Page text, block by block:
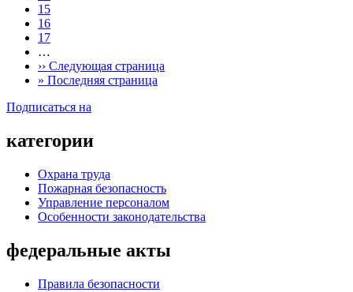
15
16
17
…
›› Следующая страница
» Последняя страница
Подписаться на
категории
Охрана труда
Пожарная безопасность
Управление персоналом
Особенности законодательства
федеральные акты
Правила безопасности